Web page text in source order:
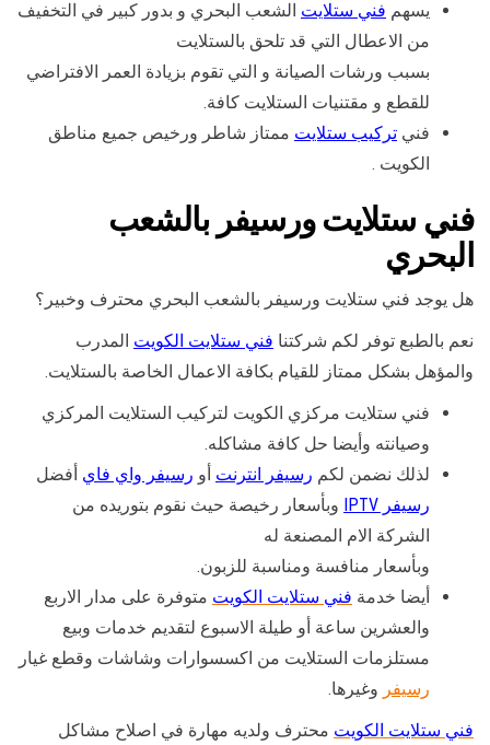
يسهم فني ستلايت الشعب البحري و بدور كبير في التخفيف
من الاعطال التي قد تلحق بالستلايت
بسبب ورشات الصيانة و التي تقوم بزيادة العمر الافتراضي
للقطع و مقتنيات الستلايت كافة.
فني تركيب ستلايت ممتاز شاطر ورخيص جميع مناطق
الكويت .
فني ستلايت ورسيفر بالشعب
البحري
هل يوجد فني ستلايت ورسيفر بالشعب البحري محترف وخبير؟
نعم بالطبع توفر لكم شركتنا فني ستلايت الكويت المدرب
والمؤهل بشكل ممتاز للقيام بكافة الاعمال الخاصة بالستلايت.
فني ستلايت مركزي الكويت لتركيب الستلايت المركزي
وصيانته وأيضا حل كافة مشاكله.
لذلك نضمن لكم رسيفر انترنت أو رسيفر واي فاي أفضل
رسيفر IPTV
وبأسعار رخيصة حيث نقوم بتوريده من
الشركة الام المصنعة له
وبأسعار منافسة ومناسبة للزبون.
أيضا خدمة فني ستلايت الكويت متوفرة على مدار الاربع
والعشرين ساعة أو طيلة الاسبوع لتقديم خدمات وبيع
مستلزمات الستلايت من اكسسوارات وشاشات وقطع غيار
رسيفر وغيرها.
فني ستلايت الكويت محترف ولديه مهارة في اصلاح مشاكل